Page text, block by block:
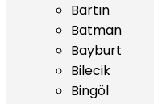
Bartın
Batman
Bayburt
Bilecik
Bingöl